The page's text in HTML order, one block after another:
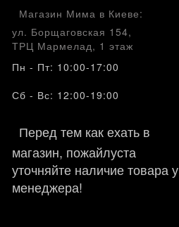
Магазин Мима в Киеве:
ул. Борщаговская 154,
ТРЦ Мармелад, 1 этаж
Пн - Пт: 10:00-17:00
Сб - Вс: 12:00-19:00
Перед тем как ехать в
магазин, пожайлуста
уточняйте наличие товара у
менеджера!